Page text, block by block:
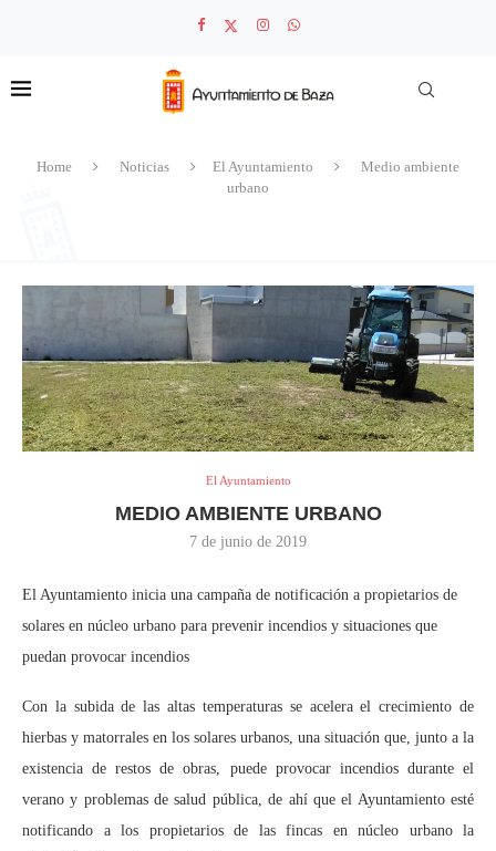
Home Noticias El Ayuntamiento
Medio ambiente
urbano
El Ayuntamiento
MEDIO AMBIENTE URBANO
7 de junio de 2019
El Ayuntamiento inicia una campaña de notificación a propietarios de
solares en núcleo urbano para prevenir incendios y situaciones que
puedan provocar incendios
Con la subida de las altas temperaturas se acelera el crecimiento de
hierbas y matorrales en los solares urbanos, una situación que, junto a la
existencia de restos de obras, puede provocar incendios durante el
verano y problemas de salud pública, de ahí que el Ayuntamiento esté
notificando a los propietarios de las fincas en núcleo urbano la